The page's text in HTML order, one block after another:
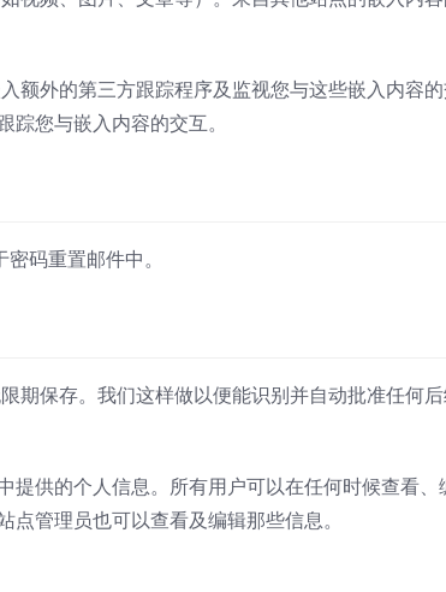
额外的第三方跟踪程序及监视您与这些嵌入内容
您与嵌入内容的交互。
码重置邮件中。
期保存。我们这样做以便能识别并自动批准任何
供的个人信息。所有用户可以在任何时候查看、
管理员也可以查看及编辑那些信息。